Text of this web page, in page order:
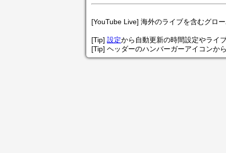
[YouTube Live] 海外のライブを含むグロ
[Tip] 設定から自動更新の時間設定やライ
[Tip] ヘッダーのハンバーガーアイコンか